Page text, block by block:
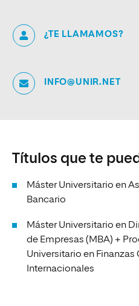
¿TE LLAMAMOS?
INFO@UNIR.NET
Títulos que te
Máster Universitario en
Bancario
Máster Universitario en
de Empresas (MBA) +
Universitario en Finanzas
Internacionales